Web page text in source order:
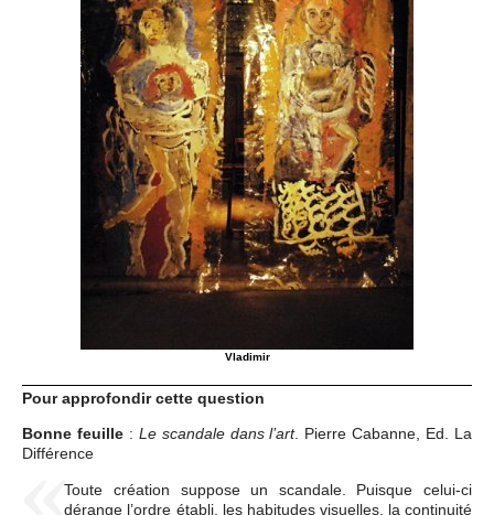
Vladimir
Pour approfondir cette question
Bonne feuille: Le scandale dans l’art. Pierre Cabanne, Ed. La
Différence
Toute création suppose un scandale. Puisque celui-ci
dérange l’ordre établi, les habitudes visuelles, la continuité